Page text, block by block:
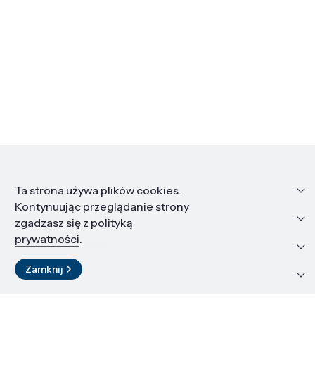
Informacje
Edukacja i kariera
Zasoby i materiały
Kontakt
Ta strona używa plików cookies.
Kontynuując przeglądanie strony
zgadzasz się z polityką
prywatności.
Zamknij